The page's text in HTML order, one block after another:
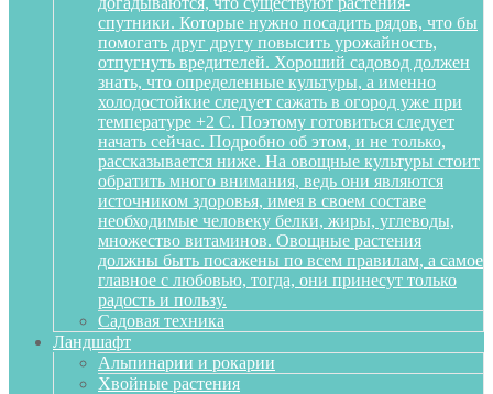
спутники. Которые нужно посадить рядов, что бы
помогать друг другу повысить урожайность,
отпугнуть вредителей. Хороший садовод должен
знать, что определенные культуры, а именно
холодостойкие следует сажать в огород уже при
температуре +2 С. Поэтому готовиться следует
начать сейчас. Подробно об этом, и не только,
рассказывается ниже. На овощные культуры стоит
обратить много внимания, ведь они являются
источником здоровья, имея в своем составе
необходимые человеку белки, жиры, углеводы,
множество витаминов. Овощные растения
должны быть посажены по всем правилам, а самое
главное с любовью, тогда, они принесут только
радость и пользу.
Садовая техника
Ландшафт
Альпинарии и рокарии
Хвойные растения